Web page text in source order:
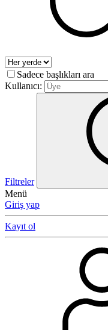
Sadece başlıkları ara
Kullanıcı:
Filtreler
Menü
Giriş yap
Kayıt ol